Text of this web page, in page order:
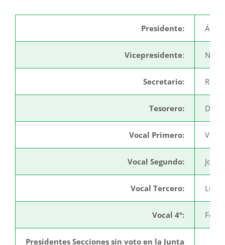
Presidente:
Vicepresidente:
Secretario: Raúl
Tesorero: Deni
Vocal Primero:
Vocal Segundo: José
Vocal Tercero: Luis
Vocal 4º:
Presidentes Secciones sin voto en la Junta